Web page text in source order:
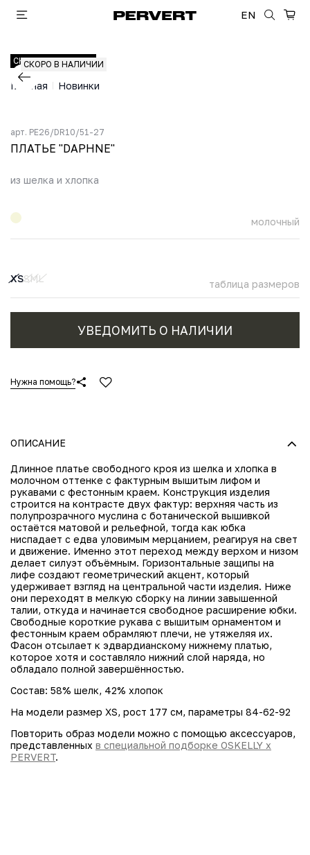
EN
CКОРО В НАЛИЧИИ
СКОРО В НАЛИЧИИ
Главная Новинки
арт. PE26/DR10/51-27
ПЛАТЬЕ "DAPHNE"
УВЕДОМИТЬ О НАЛИЧИИ
молочный
XSSML таблица размеров
из шелка и хлопка
Нужна помощь?
ОПИСАНИЕ
Длинное платье свободного кроя из шелка и хлопка в
молочном оттенке с фактурным вышитым лифом и
рукавами с фестонным краем. Конструкция изделия
строится на контрасте двух фактур: верхняя часть из
полупрозрачного муслина с ботанической вышивкой
остаётся матовой и рельефной, тогда как юбка
ниспадает с едва уловимым мерцанием, реагируя на свет
и движение. Именно этот переход между верхом и низом
делает силуэт объёмным. Горизонтальные защипы на
лифе создают геометрический акцент, который
удерживает взгляд на центральной части изделия. Ниже
они переходят в мелкую сборку на линии завышенной
талии, откуда и начинается свободное расширение юбки.
Свободные короткие рукава с вышитым орнаментом и
фестонным краем обрамляют плечи, не утяжеляя их.
Фасон отсылает к эдвардианскому нижнему платью,
которое хотя и составляло нижний слой наряда, но
обладало полной завершённостью.
Состав: 58% шелк, 42% хлопок
На модели размер XS, рост 177 см, параметры 84-62-92
Повторить образ модели можно с помощью аксессуаров,
представленных в специальной подборке OSKELLY х
PERVERT.